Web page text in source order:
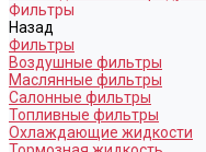
Фильтры
Назад
Фильтры
Воздушные фильтры
Маслянные фильтры
Салонные фильтры
Топливные фильтры
Охлаждающие жидкости